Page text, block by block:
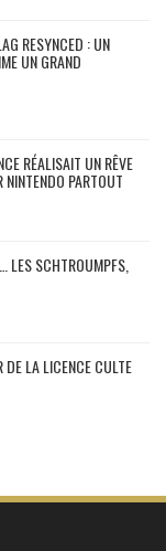
RESYNCED : UN
UN GRAND
RÉALISAIT UN RÊVE
NINTENDO PARTOUT
LES SCHTROUMPFS,
DE LA LICENCE CULTE